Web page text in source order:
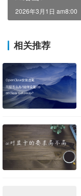
2026年3月1日 am8:00
相关推荐